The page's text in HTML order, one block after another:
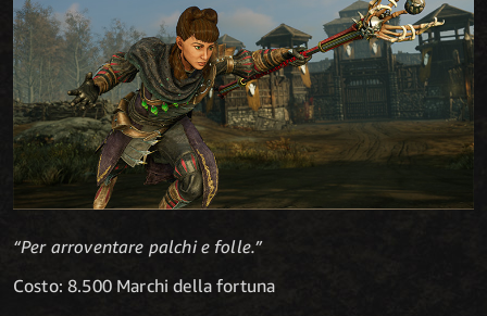
“Per arroventare palchi e folle.”
Costo: 8.500 Marchi della fortuna